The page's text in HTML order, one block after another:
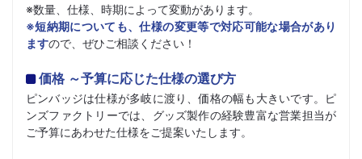
※数量、仕様、時期によって変動があります。
※短納期についても、仕様の変更等で対応可能な場合があり
ますので、ぜひご相談ください！
価格 ～予算に応じた仕様の選び方
ピンバッジは仕様が多岐に渡り、価格の幅も大きいです。ピ
ンズファクトリーでは、グッズ製作の経験豊富な営業担当が
ご予算にあわせた仕様をご提案いたします。